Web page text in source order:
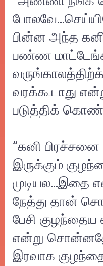
பின்ன அந்த
பண்ண
வரக்கூடாது
படுத்திக்
“கனி
இருக்கும்
முடியல...இதை
நேத்து தான்
பேசி குழந்தைய
என்று
இரவாக